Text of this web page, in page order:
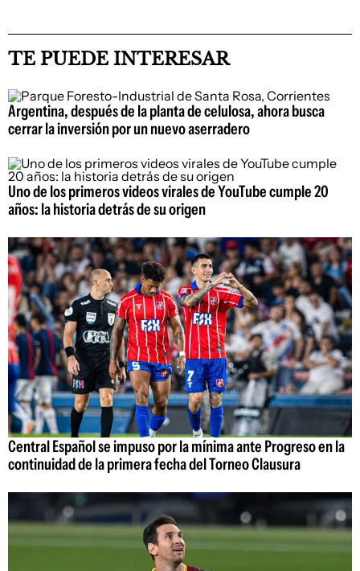
TE PUEDE INTERESAR
Argentina, después de la planta de celulosa, ahora busca
cerrar la inversión por un nuevo aserradero
Uno de los primeros videos virales de YouTube cumple 20
años: la historia detrás de su origen
Central Español se impuso por la mínima ante Progreso en la
continuidad de la primera fecha del Torneo Clausura